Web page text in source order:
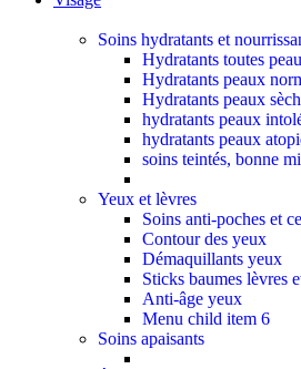
Soins hydratants et
Hydratants toutes
Hydratants peaux
Hydratants peaux
hydratants peaux
hydratants peaux
soins teintés, bonne
Yeux et lèvres
Soins anti-poches et
Contour des yeux
Démaquillants yeux
Sticks baumes lèvres
Anti-âge yeux
Menu child item 6
Soins apaisants